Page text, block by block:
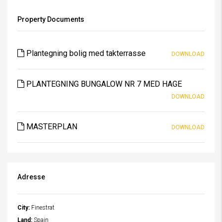
Property Documents
Plantegning bolig med takterrasse DOWNLOAD
PLANTEGNING BUNGALOW NR 7 MED HAGE
DOWNLOAD
MASTERPLAN DOWNLOAD
Adresse
City: Finestrat
Land: Spain